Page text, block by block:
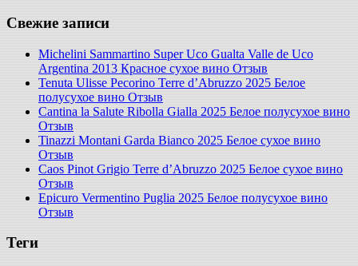
Свежие записи
Michelini Sammartino Super Uco Gualta Valle de Uco
Argentina 2013 Красное сухое вино Отзыв
Tenuta Ulisse Pecorino Terre d’Abruzzo 2025 Белое
полусухое вино Отзыв
Cantina la Salute Ribolla Gialla 2025 Белое полусухое вино
Отзыв
Tinazzi Montani Garda Bianco 2025 Белое сухое вино
Отзыв
Caos Pinot Grigio Terre d’Abruzzo 2025 Белое сухое вино
Отзыв
Epicuro Vermentino Puglia 2025 Белое полусухое вино
Отзыв
Теги